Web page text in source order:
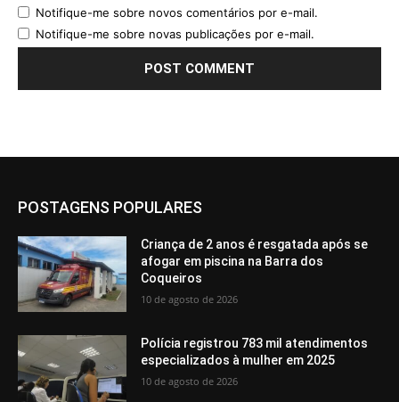
Notifique-me sobre novos comentários por e-mail.
Notifique-me sobre novas publicações por e-mail.
POSTAGENS POPULARES
Criança de 2 anos é resgatada após se
afogar em piscina na Barra dos
Coqueiros
10 de agosto de 2026
Polícia registrou 783 mil atendimentos
especializados à mulher em 2025
10 de agosto de 2026